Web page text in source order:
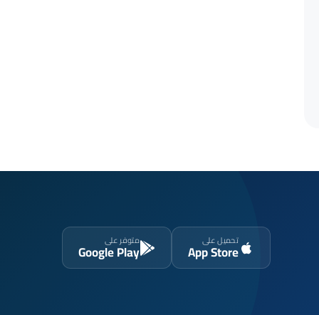
تحميل على
App Store
متوفر على
Google Play